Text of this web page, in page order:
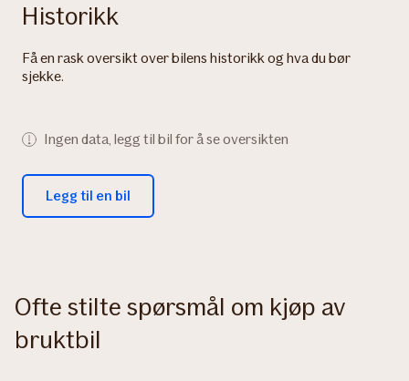
Historikk
Få en rask oversikt over bilens historikk og hva du bør
sjekke.
Ingen data, legg til bil for å se oversikten
Legg til en bil
Ofte stilte spørsmål om kjøp av
bruktbil